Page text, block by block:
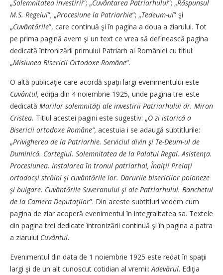
„Solemnitatea investirii”; „Cuvântarea Patriarhului”; „Răspunsul
M.S. Regelui”; „Procesiune la Patriarhie”; „Tedeum-ul” şi
„Cuvântările”, care continuă şi în pagina a doua a ziarului. Tot
pe prima pagină avem şi un text ce vrea să definească pagina
dedicată întronizării primului Patriarh al României cu titlul:
„Misiunea Bisericii Ortodoxe Române”.
O altă publicaţie care acordă spaţii largi evenimentului este
Cuvântul, ediţia din 4 noiembrie 1925, unde pagina trei este
dedicată Marilor solemnităţi ale investirii Patriarhului dr. Miron
Cristea. Titlul acestei pagini este sugestiv: „O zi istorică a
Bisericii ortodoxe Române”, acestuia i se adaugă subtitlu­rile:
„Privigherea de la Patriarhie. Serviciul divin şi Te-Deum-ul de
Duminică. Cortegiul. Solemnitatea de la Palatul Regal. Asistenţa.
Procesiunea. Instalarea în tronul patriarhal, Înalţii Prelaţi
ortodocși străini şi cuvântările lor. Darurile bisericilor poloneze
şi bulgare. Cuvântările Suveranului şi ale Patriarhului. Banchetul
de la Camera Deputaţilor”. Din aceste subtitluri vedem cum
pagina de ziar acoperă evenimentul în integralitatea sa. Textele
din pagina trei dedicate întronizării continuă şi în pagina a patra
a ziarului Cuvântul.
Evenimentul din data de 1 noiembrie 1925 este redat în spaţii
largi şi de un alt cunoscut cotidian al vremii: Adevărul. Ediţia